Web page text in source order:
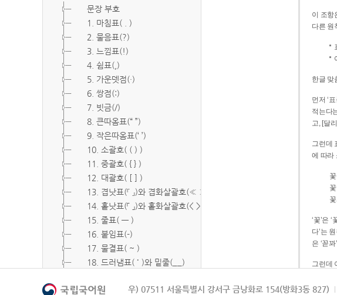
문장 부호
1. 마침표( . )
2. 물음표(?)
3. 느낌표(!)
4. 쉼표(,)
5. 가운뎃점(·)
6. 쌍점(:)
7. 빗금(/)
8. 큰따옴표(“ ”)
9. 작은따옴표(‘ ’)
10. 소괄호( ( ) )
11. 중괄호( { } )
12. 대괄호( [ ] )
13. 겹낫표(『 』)와 겹화살괄호(≪ ≫)
14. 홑낫표(「 」)와 홑화살괄호(< >)
15. 줄표( ― )
16. 붙임표(-)
17. 물결표( ~ )
18. 드러냄표( ˙ )와 밑줄(__)
20. 빠짐표( □ )
이 조항
다른 원
한글 맞
먼저 ‘
적는다는 것
고, [달
그런데
에 따라
‘꽃’은
다’는 원칙만
은 ‘꼳
그런데
되게 적
우) 07511 서울특별시 강서구 금낭화로 154(방화3동 827)